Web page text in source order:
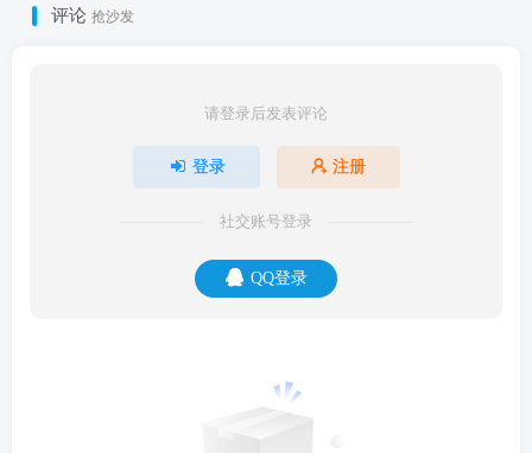
评论 抢沙发
请登录后发表评论
登录 注册
社交账号登录
QQ登录